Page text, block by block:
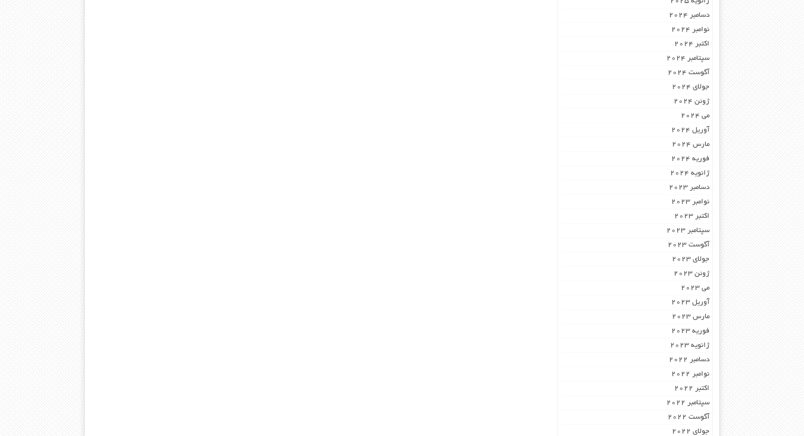
دسامبر 2024
نوامبر 2024
اکتبر 2024
سپتامبر 2024
آگوست 2024
جولای 2024
ژوئن 2024
می 2024
آوریل 2024
مارس 2024
فوریه 2024
ژانویه 2024
دسامبر 2023
نوامبر 2023
اکتبر 2023
سپتامبر 2023
آگوست 2023
جولای 2023
ژوئن 2023
می 2023
آوریل 2023
مارس 2023
فوریه 2023
ژانویه 2023
دسامبر 2022
نوامبر 2022
اکتبر 2022
سپتامبر 2022
آگوست 2022
جولای 2022